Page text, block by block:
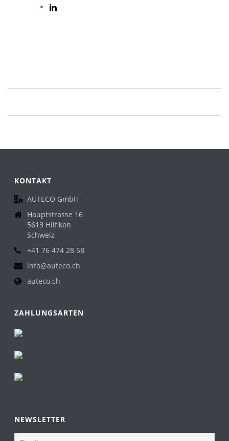
KONTAKT
AUTECO GmbH
Hauptstrasse 16
5613 Hilfikon
Schweiz
+41 76 474 28 58
info@auteco.ch
auteco.ch
ZAHLUNGSARTEN
NEWSLETTER